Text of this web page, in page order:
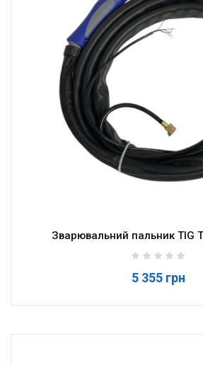
Зварювальний пальник TIG
5 355 грн